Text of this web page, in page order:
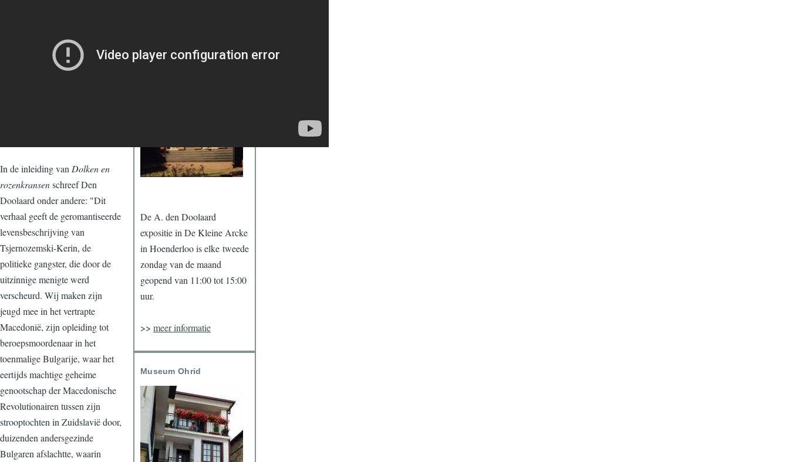
In de inleiding van Dolken en
rozenkransenschreef Den
Doolaard onder andere: "Dit
verhaal geeft de geromantiseerde
levensbeschrijving van
Tsjernozemski-Kerin, de
politieke gangster, die door de
uitzinnige menigte werd
verscheurd. Wij maken zijn
jeugd mee in het vertrapte
Macedonië, zijn opleiding tot
beroepsmoordenaar in het
toenmalige Bulgarije, waar het
eertijds machtige geheime
genootschap der Macedonische
Revolutionairen tussen zijn
strooptochten in Zuidslavië door,
duizenden andersgezinde
Bulgaren afslachtte, waarin
Museum Hoenderloo
De A. den Doolaard
expositie in De Kleine Arcke
in Hoenderloo is elke tweede
zondag van de maand
geopend van 11:00 tot 15:00
uur.
>> meer informatie
Museum Ohrid